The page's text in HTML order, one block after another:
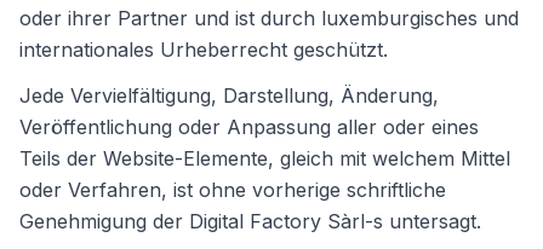
oder ihrer Partner und ist durch luxemburgisches und
internationales Urheberrecht geschützt.
Jede Vervielfältigung, Darstellung, Änderung,
Veröffentlichung oder Anpassung aller oder eines
Teils der Website-Elemente, gleich mit welchem Mittel
oder Verfahren, ist ohne vorherige schriftliche
Genehmigung der Digital Factory Sàrl-s untersagt.